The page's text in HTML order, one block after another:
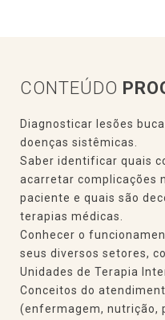
CONTEÚDO
Diagnosticar lesões
doenças sistêmicas.
Saber identificar quais
acarretar complicações
paciente e quais são
terapias médicas.
Conhecer o
seus diversos setores,
Unidades de Terapia
Conceitos do
(enfermagem, nutrição,